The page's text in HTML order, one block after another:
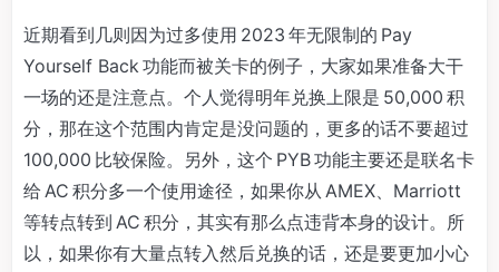
近期看到几则因为过多使用 2023 年无限制的 Pay
Yourself Back 功能而被关卡的例子，大家如果准备大干
一场的还是注意点。个人觉得明年兑换上限是 50,000 积
分，那在这个范围内肯定是没问题的，更多的话不要超过
100,000 比较保险。另外，这个 PYB 功能主要还是联名卡
给 AC 积分多一个使用途径，如果你从 AMEX、Marriott
等转点转到 AC 积分，其实有那么点违背本身的设计。所
以，如果你有大量点转入然后兑换的话，还是要更加小心